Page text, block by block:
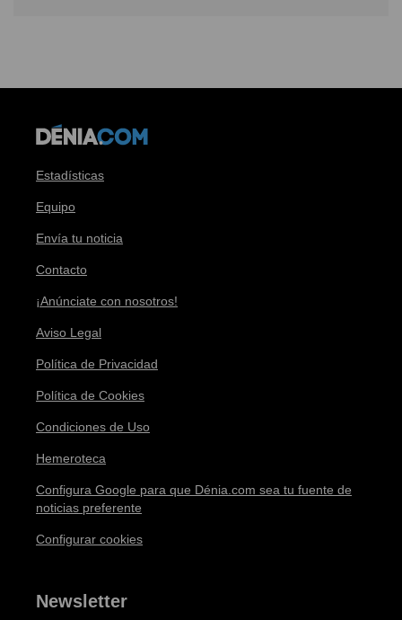
Estadísticas
Equipo
Envía tu noticia
Contacto
¡Anúnciate con nosotros!
Aviso Legal
Política de Privacidad
Política de Cookies
Condiciones de Uso
Hemeroteca
Configura Google para que Dénia.com sea tu fuente de
noticias preferente
Configurar cookies
Newsletter